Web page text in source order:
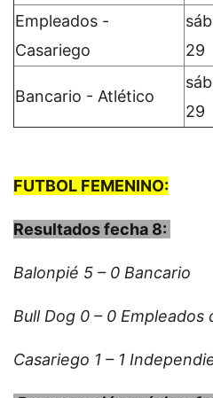
Empleados -
Casariego
29
Bancario - Atlético
29
FUTBOL FEMENINO:
Resultados fecha 8:
Balonpié 5 – 0 Bancario
Bull Dog 0 – 0 Empleados
Casariego 1 – 1